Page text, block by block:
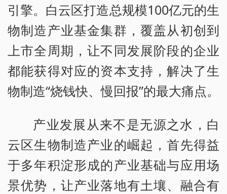
引擎。白云区打造总规模100亿元的生
物制造产业基金集群，覆盖从初创到
上市全周期，让不同发展阶段的企业
都能获得对应的资本支持，解决了生
物制造“烧钱快、慢回报”的最大痛点。
产业发展从来不是无源之水，白
云区生物制造产业的崛起，首先得益
于多年积淀形成的产业基础与应用场
景优势，让产业落地有土壤、融合有